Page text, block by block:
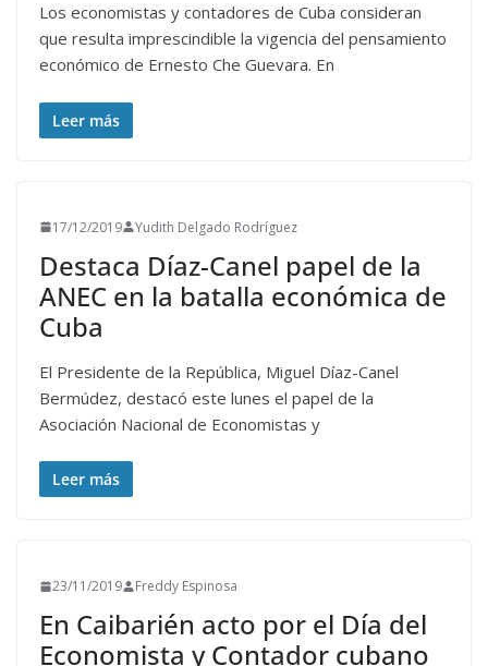
Los economistas y contadores de Cuba consideran
que resulta imprescindible la vigencia del pensamiento
económico de Ernesto Che Guevara. En
Leer más
17/12/2019 Yudith Delgado Rodríguez
Destaca Díaz-Canel papel de la
ANEC en la batalla económica de
Cuba
El Presidente de la República, Miguel Díaz-Canel
Bermúdez, destacó este lunes el papel de la
Asociación Nacional de Economistas y
Leer más
23/11/2019 Freddy Espinosa
En Caibarién acto por el Día del
Economista y Contador cubano